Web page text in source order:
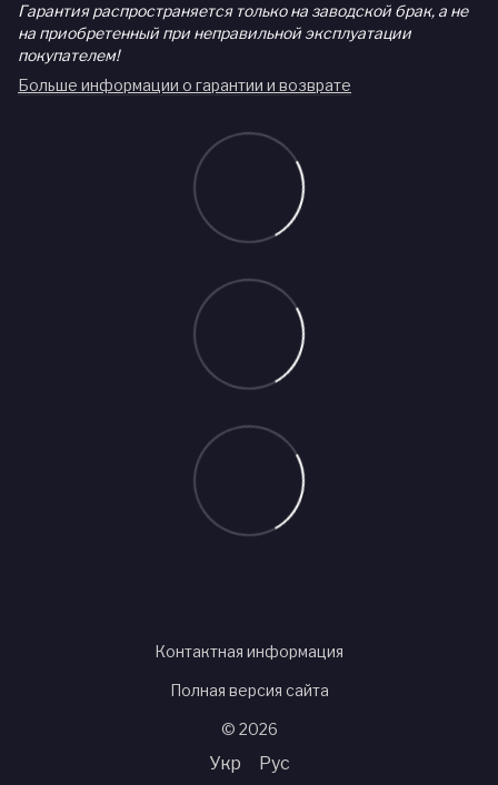
Гарантия распространяется только на заводской брак, а не
на приобретенный при неправильной эксплуатации
покупателем!
Больше информации о гарантии и возврате
Контактная информация
Полная версия сайта
© 2026
Укр Рус